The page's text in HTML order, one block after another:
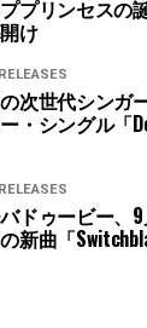
プリンセスの
け
次世代シンガ
・シングル「
ドゥービー、9
新曲「